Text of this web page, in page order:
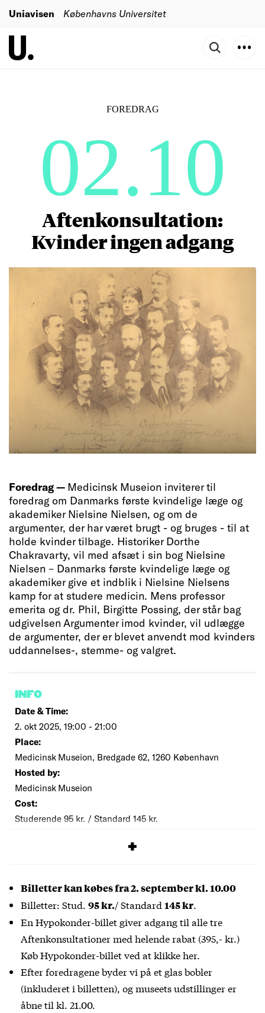
Uniavisen Københavns Universitet
FOREDRAG
02.10
Aftenkonsultation:
Kvinder ingen adgang
Foredrag — Medicinsk Museion inviterer til
foredrag om Danmarks første kvindelige læge og
akademiker Nielsine Nielsen, og om de
argumenter, der har været brugt - og bruges - til at
holde kvinder tilbage. Historiker Dorthe
Chakravarty, vil med afsæt i sin bog Nielsine
Nielsen – Danmarks første kvindelige læge og
akademiker give et indblik i Nielsine Nielsens
kamp for at studere medicin. Mens professor
emerita og dr. Phil, Birgitte Possing, der står bag
udgivelsen Argumenter imod kvinder, vil udlægge
de argumenter, der er blevet anvendt mod kvinders
uddannelses-, stemme- og valgret.
INFO
Date & Time:
2. okt 2025, 19:00 - 21:00
Place:
Medicinsk Museion, Bredgade 62, 1260 København
Hosted by:
Medicinsk Museion
Cost:
Studerende 95 kr. / Standard 145 kr.
Billetter kan købes fra 2. september kl. 10.00
Billetter: Stud. 95 kr./ Standard 145 kr.
En Hypokonder-billet giver adgang til alle tre
Aftenkonsultationer med helende rabat (395,- kr.)
Køb Hypokonder-billet ved at klikke her.
Efter foredragene byder vi på et glas bobler
(inkluderet i billetten), og museets udstillinger er
åbne til kl. 21.00.